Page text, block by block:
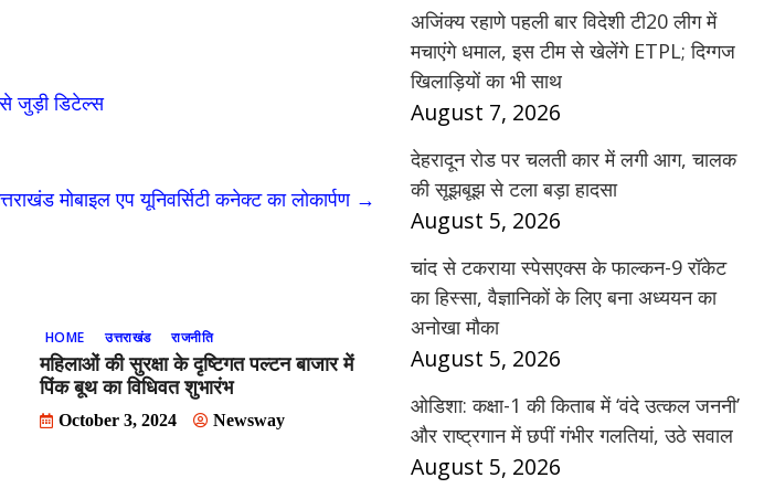
से जुड़ी डिटेल्स
मोबाइल एप यूनिवर्सिटी कनेक्ट का लोकार्पण →
HOME उत्तराखंड राजनीति
महिलाओं की सुरक्षा के दृष्टिगत पल्टन बाजार में
पिंक बूथ का विधिवत शुभारंभ
October 3, 2024 Newsway
अजिंक्य रहाणे पहली बार विदेशी टी20 लीग में
मचाएंगे धमाल, इस टीम से खेलेंगे ETPL; दिग्गज
खिलाड़ियों का भी साथ
August 7, 2026
देहरादून रोड पर चलती कार में लगी आग, चालक
की सूझबूझ से टला बड़ा हादसा
August 5, 2026
चांद से टकराया स्पेसएक्स के फाल्कन-9 रॉकेट
का हिस्सा, वैज्ञानिकों के लिए बना अध्ययन का
अनोखा मौका
August 5, 2026
ओडिशा: कक्षा-1 की किताब में ‘वंदे उत्कल जननी’
और राष्ट्रगान में छपीं गंभीर गलतियां, उठे सवाल
August 5, 2026